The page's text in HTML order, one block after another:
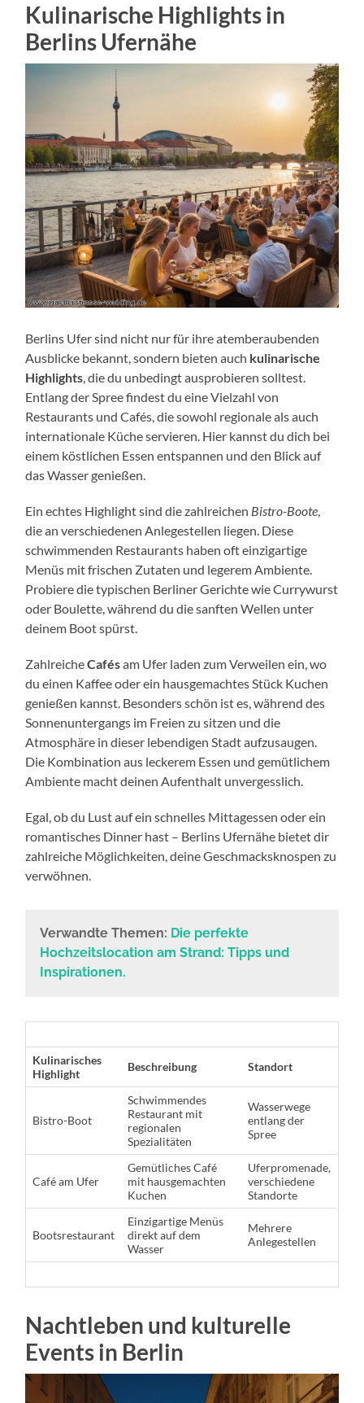
Kulinarische Highlights in
Berlins Ufernähe
Berlins Ufer sind nicht nur für ihre atemberaubenden
Ausblicke bekannt, sondern bieten auch kulinarische
Highlights , die du unbedingt ausprobieren solltest.
Entlang der Spree findest du eine Vielzahl von
Restaurants und Cafés, die sowohl regionale als auch
internationale Küche servieren. Hier kannst du dich bei
einem köstlichen Essen entspannen und den Blick auf
das Wasser genießen.
Ein echtes Highlight sind die zahlreichen Bistro-Boote
die an verschiedenen Anlegestellen liegen. Diese
schwimmenden Restaurants haben oft einzigartige
Menüs mit frischen Zutaten und legerem Ambiente.
Probiere die typischen Berliner Gerichte wie Currywurst
oder Boulette, während du die sanften Wellen unter
deinem Boot spürst.
ZahlreicheCafésam Ufer laden zum Verweilen ein, wo
du einen Kaffee oder ein hausgemachtes Stück Kuchen
genießen kannst. Besonders schön ist es, während des
Sonnenuntergangs im Freien zu sitzen und die
Atmosphäre in dieser lebendigen Stadt aufzusaugen.
Die Kombination aus leckerem Essen und gemütlichem
Ambiente macht deinen Aufenthalt unvergesslich.
Egal, ob du Lust auf ein schnelles Mittagessen oder ein
romantisches Dinner hast – Berlins Ufernähe bietet dir
zahlreiche Möglichkeiten, deine Geschmacksknospen zu
verwöhnen.
Verwandte Themen: Die perfekte
Hochzeitslocation am Strand: Tipps und
Inspirationen.
Kulinarisches
Highlight
Beschreibung Standort
Bistro-Boot
Schwimmendes
Restaurant mit
regionalen
Spezialitäten
Wasserwege
entlang der
Spree
Café am Ufer
Gemütliches Café
mit hausgemachten
Kuchen
Uferpromenade,
verschiedene
Standorte
Bootsrestaurant
Einzigartige Menüs
direkt auf dem
Wasser
Mehrere
Anlegestellen
Nachtleben und kulturelle
Events in Berlin